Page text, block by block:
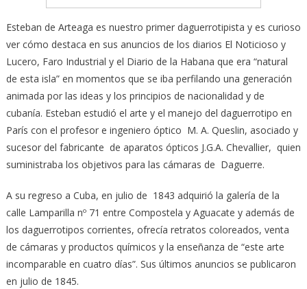
Esteban de Arteaga es nuestro primer daguerrotipista y es curioso
ver cómo destaca en sus anuncios de los diarios El Noticioso y
Lucero, Faro Industrial y el Diario de la Habana que era “natural
de esta isla” en momentos que se iba perfilando una generación
animada por las ideas y los principios de nacionalidad y de
cubanía. Esteban estudió el arte y el manejo del daguerrotipo en
París con el profesor e ingeniero óptico M. A. Queslin, asociado y
sucesor del fabricante de aparatos ópticos J.G.A. Chevallier, quien
suministraba los objetivos para las cámaras de Daguerre.
A su regreso a Cuba, en julio de 1843 adquirió la galería de la
calle Lamparilla nº 71 entre Compostela y Aguacate y además de
los daguerrotipos corrientes, ofrecía retratos coloreados, venta
de cámaras y productos químicos y la enseñanza de “este arte
incomparable en cuatro días”. Sus últimos anuncios se publicaron
en julio de 1845.